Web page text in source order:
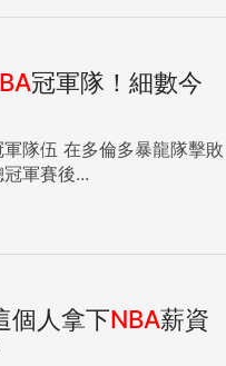
冠軍隊！細數今
多倫多暴龍隊擊敗
冠軍賽後...
個人拿下NBA薪資